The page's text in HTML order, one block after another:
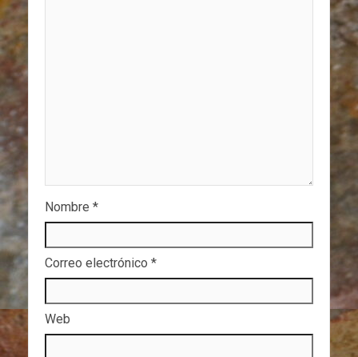
Nombre *
Correo electrónico *
Web